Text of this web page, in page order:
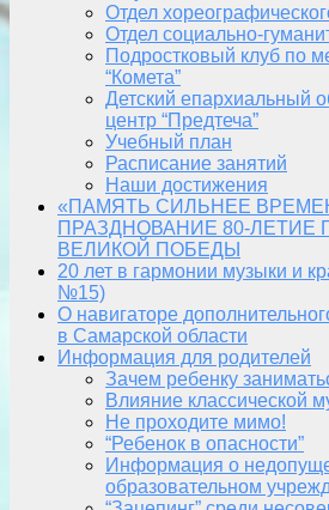
Отдел
Отдел социально-
Подростковый клуб по
“Комета”
Детский епархиальный
центр “Предтеча”
Учебный план
Расписание занятий
Наши достижения
«ПАМЯТЬ СИЛЬНЕЕ
ПРАЗДНОВАНИЕ 80-ЛЕТИЕ
ВЕЛИКОЙ ПОБЕДЫ
20 лет в гармонии музыки и
№15)
О навигаторе
в Самарской области
Информация для родителей
Зачем ребенку
Влияние классической
Не проходите мимо!
“Ребенок в опасности”
Информация о
образовательном